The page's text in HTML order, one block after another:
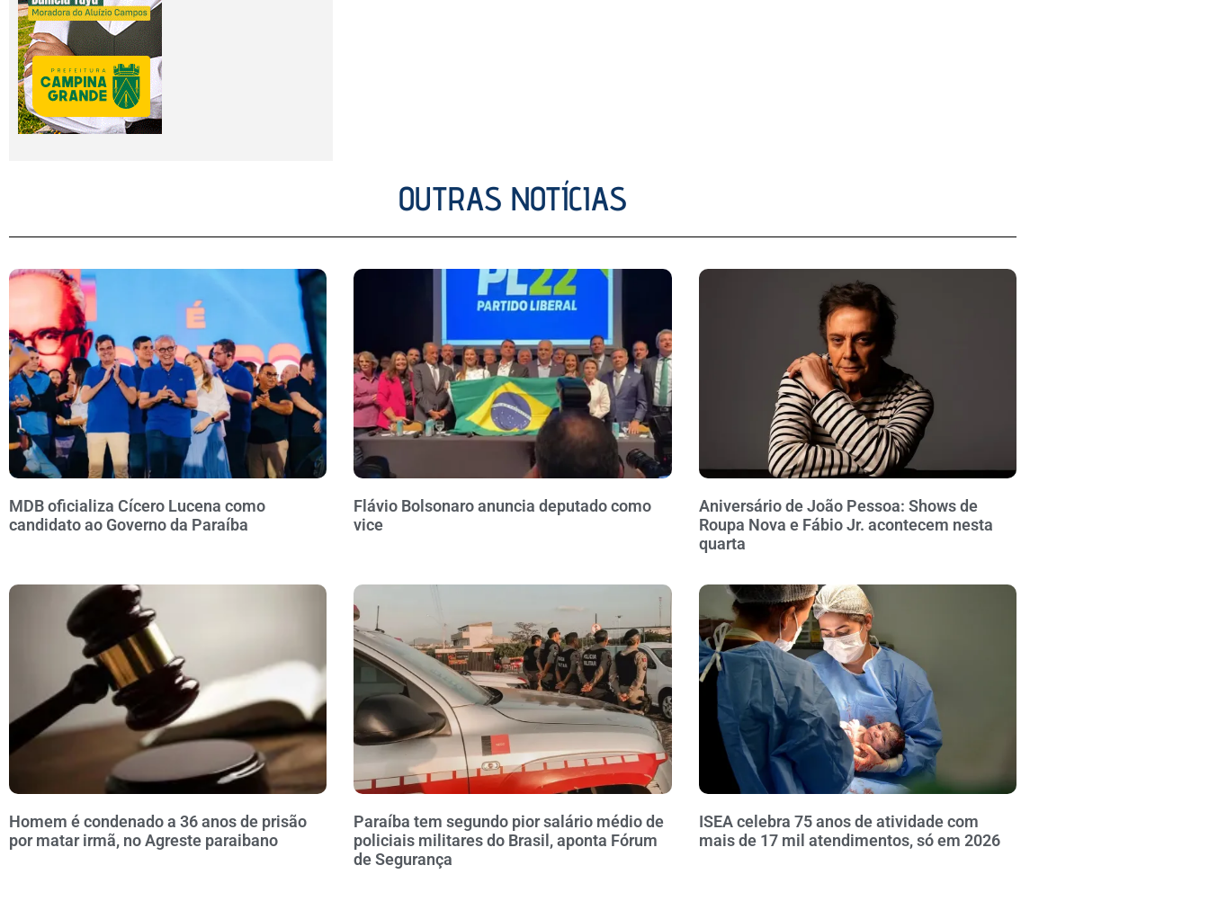
OUTRAS NOTÍCIAS
MDB oficializa Cícero Lucena como
candidato ao Governo da Paraíba
Flávio Bolsonaro anuncia deputado como
vice
Aniversário de João Pessoa: Shows de
Roupa Nova e Fábio Jr. acontecem nesta
quarta
Homem é condenado a 36 anos de prisão
por matar irmã, no Agreste paraibano
Paraíba tem segundo pior salário médio de
policiais militares do Brasil, aponta Fórum
de Segurança
ISEA celebra 75 anos de atividade com
mais de 17 mil atendimentos, só em 2026